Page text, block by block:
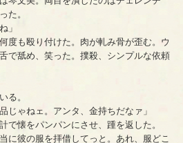
た。
」
度も殴り付けた。肉が軋み骨が歪む。ウ
で舐め、笑った。撲殺、シンプルな依頼
る。
じゃねェ。アンタ、金持ちだなァ」
懐をパンパンにさせ、踵を返した。
に彼の服を拝借してっと。あれ、服どこ